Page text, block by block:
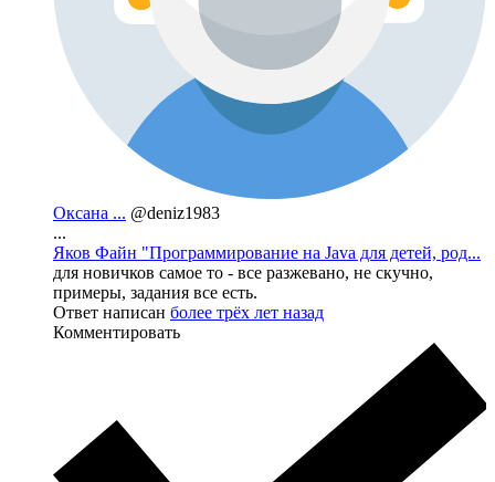
Оксана ... @deniz1983
...
Яков Файн "Программирование на Java для детей, род...
для новичков самое то - все разжевано, не скучно,
примеры, задания все есть.
Ответ написан более трёх лет назад
Комментировать